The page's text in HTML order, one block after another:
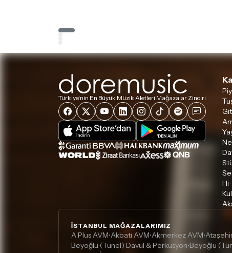
Türkiye'nin En Büyük Müzik Aletleri Mağazalar Zinciri
İSTANBUL MAĞAZALARIMIZ
A Plus AVM•Akbatı AVM•Akmerkez AVM•
Beyoğlu (Tünel) Davul & Perküsyon•Beyoğlu